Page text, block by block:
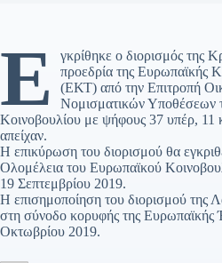
Ε
γκρίθηκε ο διορισμός της
προεδρία της Ευρωπαϊκής
(ΕΚΤ) από την Επιτροπή
Νομισματικών Υποθέσεων
Κοινοβουλίου με ψήφους 37 υπέρ, 11
απείχαν.
Η επικύρωση του διορισμού θα
Ολομέλεια του Ευρωπαϊκού
19 Σεπτεμβρίου 2019.
Η επισημοποίηση του διορισμού της
στη σύνοδο κορυφής της
Οκτωβρίου 2019.